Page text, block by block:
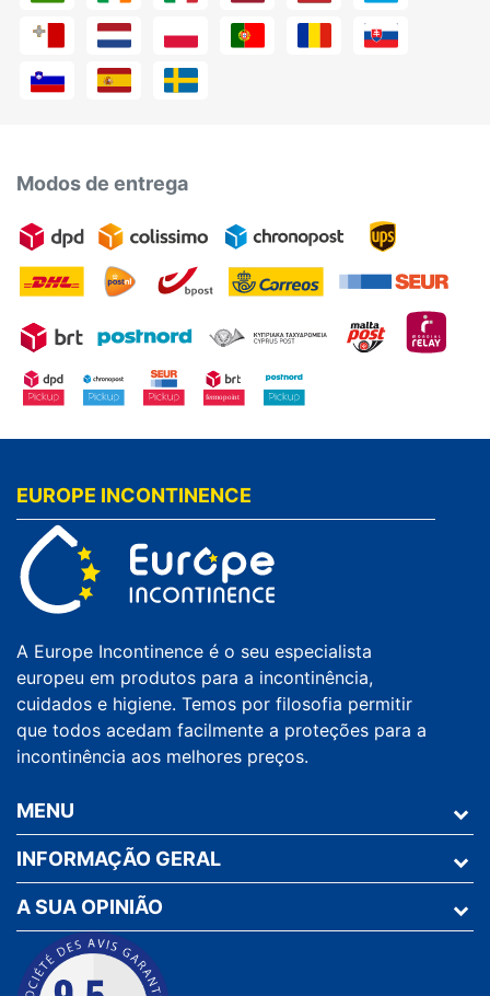
Modos de entrega
EUROPE INCONTINENCE
A Europe Incontinence é o seu especialista
europeu em produtos para a incontinência,
cuidados e higiene. Temos por filosofia permitir
que todos acedam facilmente a proteções para a
incontinência aos melhores preços.
MENU
INFORMAÇÃO GERAL
A SUA OPINIÃO